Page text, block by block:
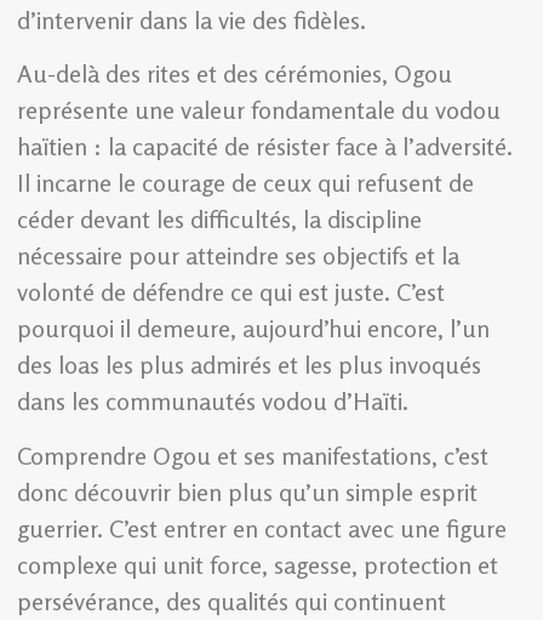
d’intervenir dans la vie des fidèles.
Au-delà des rites et des cérémonies, Ogou
représente une valeur fondamentale du vodou
haïtien : la capacité de résister face à l’adversité.
Il incarne le courage de ceux qui refusent de
céder devant les difficultés, la discipline
nécessaire pour atteindre ses objectifs et la
volonté de défendre ce qui est juste. C’est
pourquoi il demeure, aujourd’hui encore, l’un
des loas les plus admirés et les plus invoqués
dans les communautés vodou d’Haïti.
Comprendre Ogou et ses manifestations, c’est
donc découvrir bien plus qu’un simple esprit
guerrier. C’est entrer en contact avec une figure
complexe qui unit force, sagesse, protection et
persévérance, des qualités qui continuent